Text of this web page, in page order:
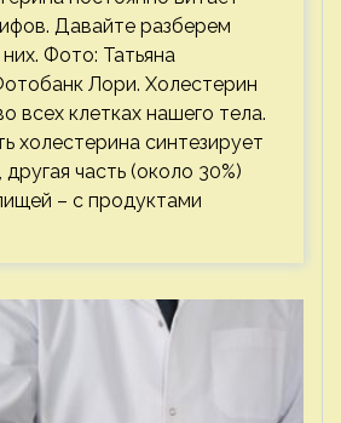
Давайте разберем
Фото: Татьяна
Лори. Холестерин
всех клетках нашего тела.
холестерина синтезирует
часть (около 30%)
– с продуктами